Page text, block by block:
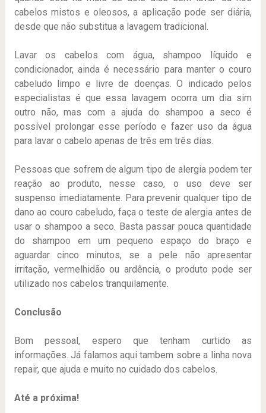
cabelos mistos e oleosos, a aplicação pode ser diária,
desde que não substitua a lavagem tradicional.
Lavar os cabelos com água, shampoo líquido e
condicionador, ainda é necessário para manter o couro
cabeludo limpo e livre de doenças. O indicado pelos
especialistas é que essa lavagem ocorra um dia sim
outro não, mas com a ajuda do shampoo a seco é
possível prolongar esse período e fazer uso da água
para lavar o cabelo apenas de três em três dias.
Pessoas que sofrem de algum tipo de alergia podem ter
reação ao produto, nesse caso, o uso deve ser
suspenso imediatamente. Para prevenir qualquer tipo de
dano ao couro cabeludo, faça o teste de alergia antes de
usar o shampoo a seco. Basta passar pouca quantidade
do shampoo em um pequeno espaço do braço e
aguardar cinco minutos, se a pele não apresentar
irritação, vermelhidão ou ardência, o produto pode ser
utilizado nos cabelos tranquilamente.
Conclusão
Bom pessoal, espero que tenham curtido as
informações. Já falamos aqui tambem sobre a linha nova
repair, que ajuda e muito no cuidado dos cabelos.
Até a próxima!